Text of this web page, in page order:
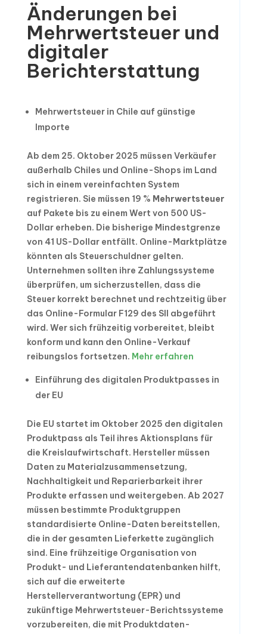
Änderungen bei
Mehrwertsteuer und
digitaler
Berichterstattung
Mehrwertsteuer in Chile auf günstige
Importe
Ab dem 25. Oktober 2025 müssen Verkäufer
außerhalb Chiles und Online-Shops im Land
sich in einem vereinfachten System
registrieren. Sie müssen 19 % Mehrwertsteuer
auf Pakete bis zu einem Wert von 500 US-
Dollar erheben. Die bisherige Mindestgrenze
von 41 US-Dollar entfällt. Online-Marktplätze
könnten als Steuerschuldner gelten.
Unternehmen sollten ihre Zahlungssysteme
überprüfen, um sicherzustellen, dass die
Steuer korrekt berechnet und rechtzeitig über
das Online-Formular F129 des SII abgeführt
wird. Wer sich frühzeitig vorbereitet, bleibt
konform und kann den Online-Verkauf
reibungslos fortsetzen. Mehr erfahren
Einführung des digitalen Produktpasses in
der EU
Die EU startet im Oktober 2025 den digitalen
Produktpass als Teil ihres Aktionsplans für
die Kreislaufwirtschaft. Hersteller müssen
Daten zu Materialzusammensetzung,
Nachhaltigkeit und Reparierbarkeit ihrer
Produkte erfassen und weitergeben. Ab 2027
müssen bestimmte Produktgruppen
standardisierte Online-Daten bereitstellen,
die in der gesamten Lieferkette zugänglich
sind. Eine frühzeitige Organisation von
Produkt- und Lieferantendatenbanken hilft,
sich auf die erweiterte
Herstellerverantwortung (EPR) und
zukünftige Mehrwertsteuer-Berichtssysteme
vorzubereiten, die mit Produktdaten-